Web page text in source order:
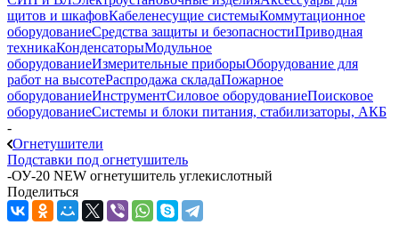
щитов и шкафовКабеленесущие системыКоммутационное
оборудованиеСредства защиты и безопасностиПриводная
техникаКонденсаторыМодульное
оборудованиеИзмерительные приборыОборудование для
работ на высотеРаспродажа складаПожарное
оборудованиеИнструментСиловое оборудованиеПоисковое
оборудованиеСистемы и блоки питания, стабилизаторы, АКБ
-
Огнетушители
Подставки под огнетушитель
-ОУ-20 NEW огнетушитель углекислотный
Поделиться